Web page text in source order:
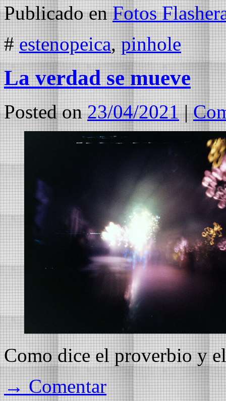
Publicado en Fotos
# estenopeica,pinhole
La verdad se mueve
Posted on 23/04/2021 |
Como dice el proverbio y
→ Comentar